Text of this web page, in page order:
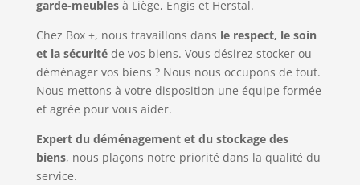
garde-meublesà Liège, Engis et Herstal.
Chez Box +, nous travaillons dans le respect, le soin
et la sécuritéde vos biens. Vous désirez stocker ou
déménager vos biens ? Nous nous occupons de tout.
Nous mettons à votre disposition une équipe formée
et agrée pour vous aider.
Expert du déménagement et du stockage des
biens, nous plaçons notre priorité dans la qualité du
service.